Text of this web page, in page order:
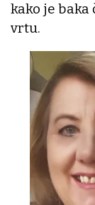
kako je
vrtu.